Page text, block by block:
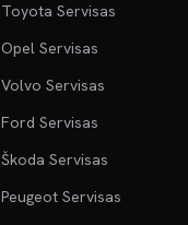
Toyota Servisas
Opel Servisas
Volvo Servisas
Ford Servisas
Škoda Servisas
Peugeot Servisas